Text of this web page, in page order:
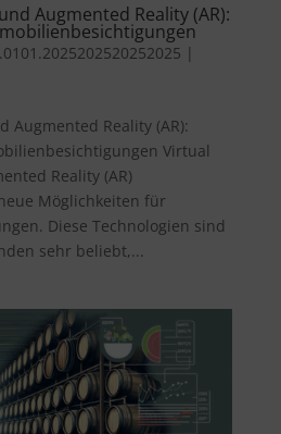
Augmented Reality (AR):
|
Augmented Reality (AR):
Virtual
Reality (AR)
Möglichkeiten für
Diese Technologien sind
sehr beliebt,...